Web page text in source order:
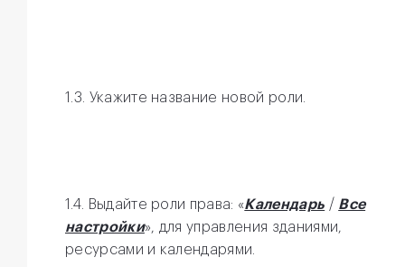
1.3. Укажите название новой роли.
1.4. Выдайте роли права: «Календарь / Все
настройки», для управления зданиями,
ресурсами и календарями.